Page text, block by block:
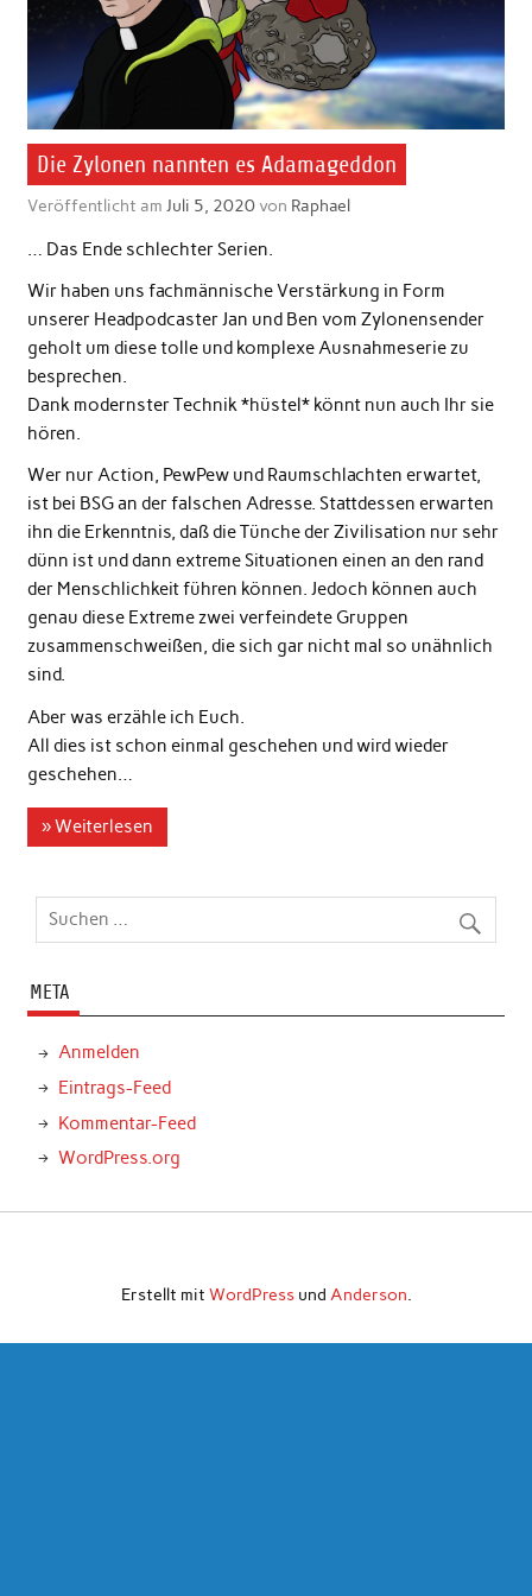
Die Zylonen nannten es Adamageddon
Veröffentlicht am Juli 5, 2020von Raphael
… Das Ende schlechter Serien.
Wir haben uns fachmännische Verstärkung in Form
unserer Headpodcaster Jan und Ben vom Zylonensender
geholt um diese tolle und komplexe Ausnahmeserie zu
besprechen.
Dank modernster Technik *hüstel* könnt nun auch Ihr sie
hören.
Wer nur Action, PewPew und Raumschlachten erwartet,
ist bei BSG an der falschen Adresse. Stattdessen erwarten
ihn die Erkenntnis, daß die Tünche der Zivilisation nur sehr
dünn ist und dann extreme Situationen einen an den rand
der Menschlichkeit führen können. Jedoch können auch
genau diese Extreme zwei verfeindete Gruppen
zusammenschweißen, die sich gar nicht mal so unähnlich
sind.
Aber was erzähle ich Euch.
All dies ist schon einmal geschehen und wird wieder
geschehen…
» Weiterlesen
META
Anmelden
Eintrags-Feed
Kommentar-Feed
WordPress.org
Erstellt mit WordPressund Anderson